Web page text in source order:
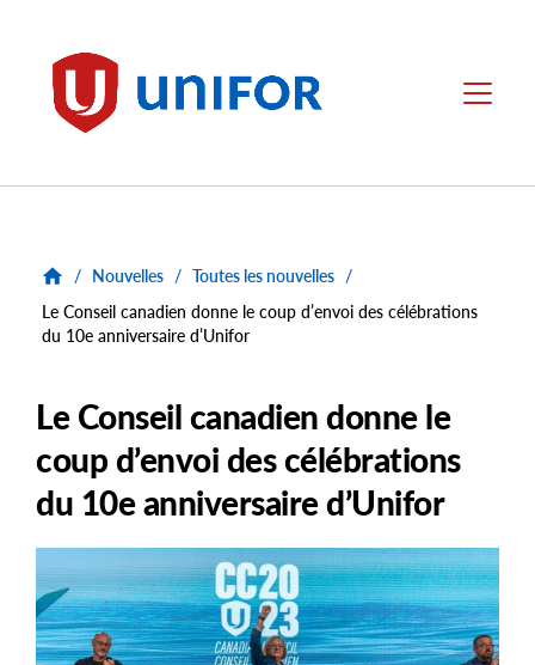
Unifor Menu
/ Nouvelles / Toutes les nouvelles /
Le Conseil canadien donne le coup d’envoi des célébrations
du 10e anniversaire d’Unifor
Le Conseil canadien donne le
coup d’envoi des célébrations
du 10e anniversaire d’Unifor
Main
Image
Image